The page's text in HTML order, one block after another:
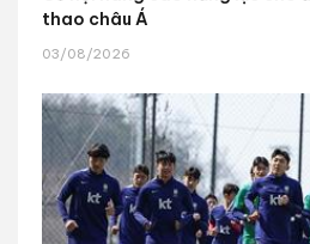
thao châu Á
03/08/2026